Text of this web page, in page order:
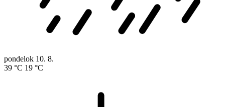
pondelok 10. 8.
39 °C 19 °C